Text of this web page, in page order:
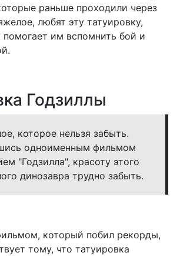
раньше проходили через
любят эту татуировку,
помогает им вспомнить бой и
Годзиллы
которое нельзя забыть.
одноименным фильмом
"Годзилла", красоту этого
динозавра трудно забыть.
который побил рекорды,
тому, что татуировка